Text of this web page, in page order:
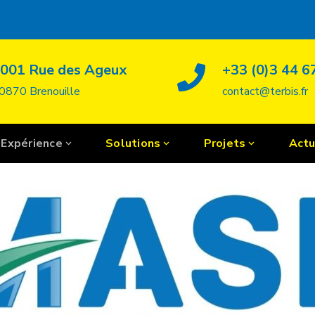
Rue des Ageux
Brenouille
+33 (0)3 44
contact@terbis.fr
Expérience Solutions Projets